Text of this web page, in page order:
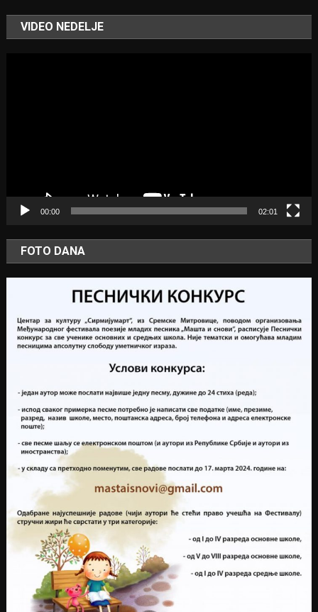
VIDEO NEDELJE
00:00 02:01
FOTO DANA